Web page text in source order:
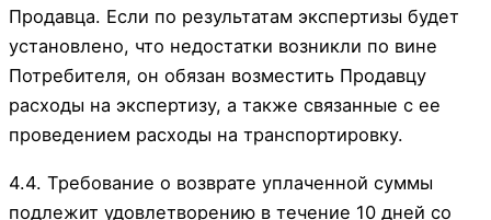
Продавца. Если по результатам экспертизы будет
установлено, что недостатки возникли по вине
Потребителя, он обязан возместить Продавцу
расходы на экспертизу, а также связанные с ее
проведением расходы на транспортировку.
4.4. Требование о возврате уплаченной суммы
подлежит удовлетворению в течение 10 дней со